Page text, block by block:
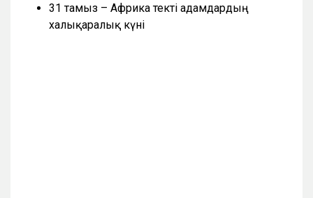
31 тамыз – Африка текті адамдардың
халықаралық күні